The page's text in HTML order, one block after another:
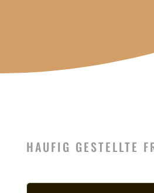
HAUFIG GESTELLTE